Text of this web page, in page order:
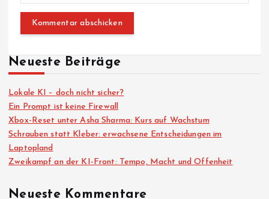
Neueste Beiträge
Lokale KI – doch nicht sicher?
Ein Prompt ist keine Firewall
Xbox-Reset unter Asha Sharma: Kurs auf Wachstum
Schrauben statt Kleber: erwachsene Entscheidungen im
Laptopland
Zweikampf an der KI-Front: Tempo, Macht und Offenheit
Neueste Kommentare